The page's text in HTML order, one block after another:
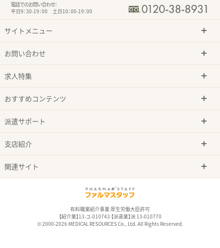
電話でのお問い合わせ：
平日9：30-19：00 土日10：00-19：00
サイトメニュー
お問い合わせ
求人特集
おすすめコンテンツ
派遣サポート
支店紹介
関連サイト
有料職業紹介事業 厚生労働大臣許可
【紹介業】13-ユ-010743 【派遣業】派 13-010770
© 2000-2026 MEDICAL RESOURCES Co., Ltd. All Rights Reserved.